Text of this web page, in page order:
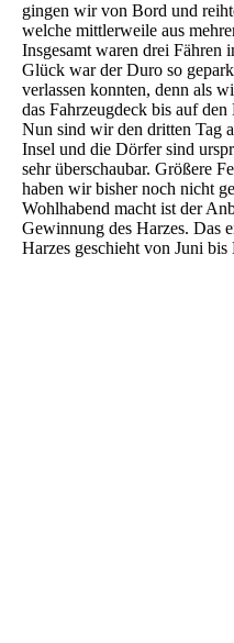
gingen wir von Bord und
welche mittlerweile aus
Insgesamt waren drei Fähren
Glück war der Duro so
verlassen konnten, denn als
das Fahrzeugdeck bis auf den
Nun sind wir den dritten Tag
Insel und die Dörfer sind
sehr überschaubar. Größere
haben wir bisher noch nicht
Wohlhabend macht ist der
Gewinnung des Harzes. Das
Harzes geschieht von Juni bis